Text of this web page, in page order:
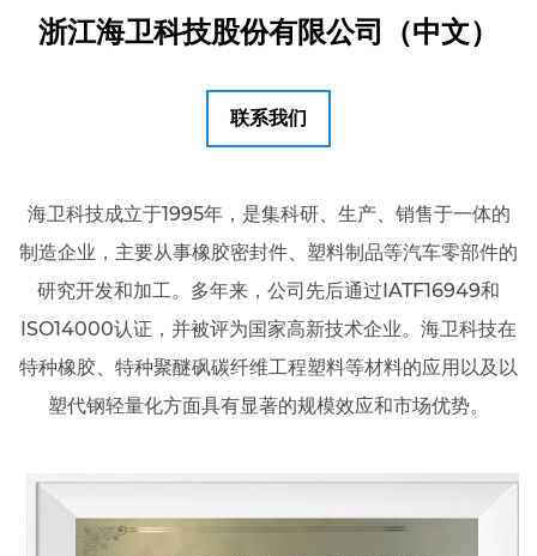
浙江海卫科技股份有限公司（中文）
联系我们
海卫科技成立于1995年，是集科研、生产、销售于一体的
制造企业，主要从事橡胶密封件、塑料制品等汽车零部件的
研究开发和加工。多年来，公司先后通过IATF16949和
ISO14000认证，并被评为国家高新技术企业。海卫科技在
特种橡胶、特种聚醚砜碳纤维工程塑料等材料的应用以及以
塑代钢轻量化方面具有显著的规模效应和市场优势。